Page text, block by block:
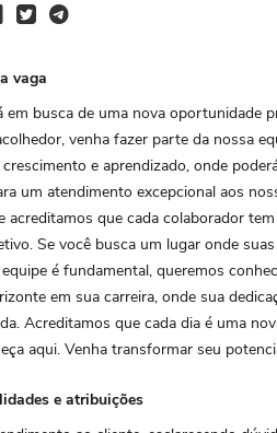
vaga
em busca de uma nova oportunidade
venha fazer parte da nossa
e aprendizado, onde
um atendimento excepcional aos
acreditamos que cada colaborador
Se você busca um lugar onde
é fundamental, queremos
em sua carreira, onde sua
Acreditamos que cada dia é uma
aqui. Venha transformar seu
e atribuições